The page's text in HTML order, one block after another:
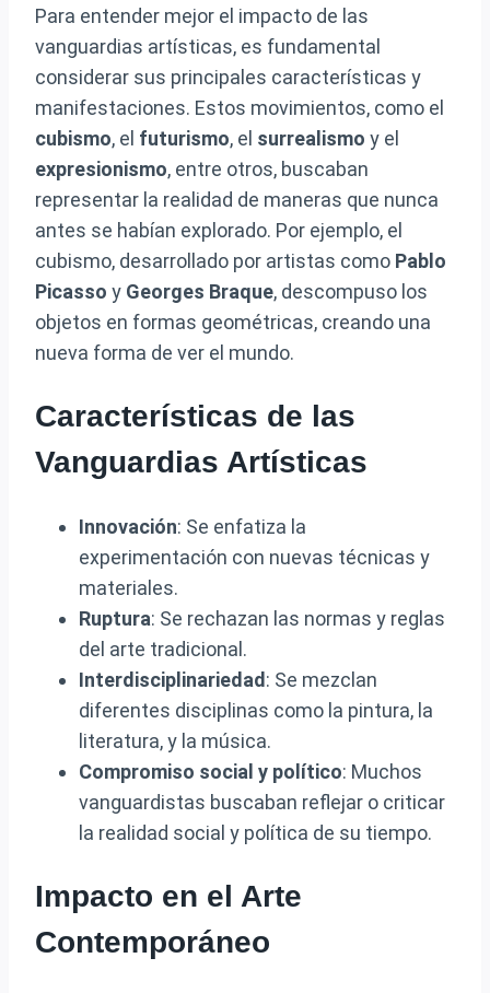
Para entender mejor el impacto de las
vanguardias artísticas, es fundamental
considerar sus principales características y
manifestaciones. Estos movimientos, como el
cubismo, el futurismo, el surrealismo y el
expresionismo, entre otros, buscaban
representar la realidad de maneras que nunca
antes se habían explorado. Por ejemplo, el
cubismo, desarrollado por artistas como Pablo
Picasso y Georges Braque, descompuso los
objetos en formas geométricas, creando una
nueva forma de ver el mundo.
Características de las
Vanguardias Artísticas
Innovación: Se enfatiza la
experimentación con nuevas técnicas y
materiales.
Ruptura: Se rechazan las normas y reglas
del arte tradicional.
Interdisciplinariedad: Se mezclan
diferentes disciplinas como la pintura, la
literatura, y la música.
Compromiso social y político: Muchos
vanguardistas buscaban reflejar o criticar
la realidad social y política de su tiempo.
Impacto en el Arte
Contemporáneo